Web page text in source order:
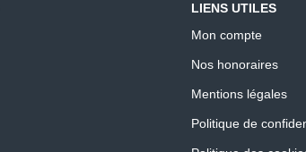
LIENS UTILES
Mon compte
Nos honoraires
Mentions légales
Politique de